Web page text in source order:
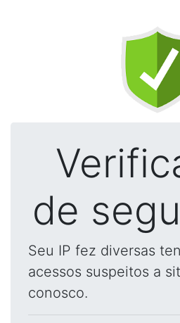
de
Seu IP fez diversas
acessos suspeitos a
conosco.